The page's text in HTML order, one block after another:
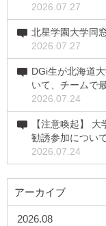
2026.07.27
北星学園大学同
2026.07.27
DGi生が北海道
いて、チームで
2026.07.24
【注意喚起】
勧誘参加について
2026.07.24
アーカイブ
2026.08